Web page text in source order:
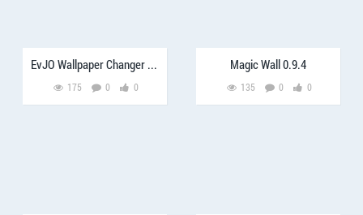
EvJO Wallpaper Changer 3.0
175 0 0
Magic Wall 0.9.4
135 0 0